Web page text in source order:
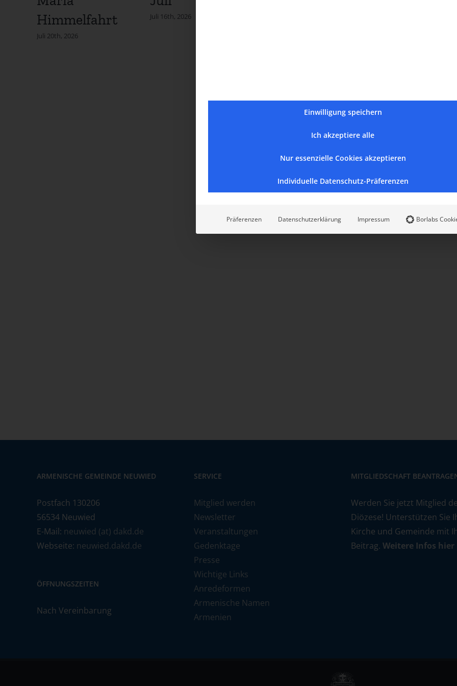
Himmelfahrt
Juli 20th, 2026
Juli 16th, 2026
ARMENISCHE GEMEINDE NEUWIED
Postfach 130206
56534 Neuwied
E-Mail: neuwied (at) dakd.de
Webseite: neuwied.dakd.de
ÖFFNUNGSZEITEN
Nach Vereinbarung
SERVICE
Mitglied werden
Newsletter
Veranstaltungen
Gedenktage
Presse
Wichtige Links
Anredeformen
Armenische Namen
Armenien
MITGLIEDSCHAFT
Werden Sie jetzt Mitglied
Diözese! Unterstützen Sie
Kirche und Gemeinde mit
Beitrag. Weitere Infos hier
Einwilligung speichern
Ich akzeptiere alle
Nur essenzielle Cookies akzeptieren
Individuelle Datenschutz-Präferenzen
Präferenzen Datenschutzerklärung Impressum Borlabs